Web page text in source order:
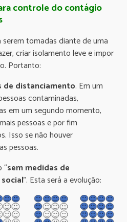
controle do contágio
tomadas diante de uma
criar isolamento leve e impor
Portanto:
de distanciamento. Em um
contaminadas,
em um segundo momento,
pessoas e por fim
Isso se não houver
pessoas.
“sem medidas de
”. Esta será a evolução: